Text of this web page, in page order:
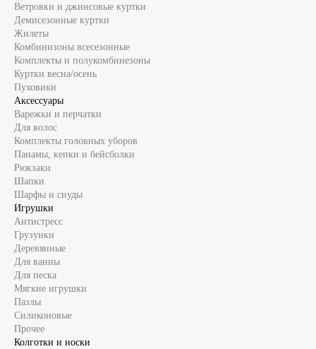
Ветровки и джинсовые куртки
Демисезонные куртки
Жилеты
Комбинизоны всесезонные
Комплекты и полукомбинезоны
Куртки весна/осень
Пуховики
Аксессуары
Варежки и перчатки
Для волос
Комплекты головных уборов
Панамы, кепки и бейсболки
Рюкзаки
Шапки
Шарфы и снуды
Игрушки
Антистресс
Грузунки
Деревянные
Для ванны
Для песка
Мягкие игрушки
Пазлы
Силиконовые
Прочее
Колготки и носки